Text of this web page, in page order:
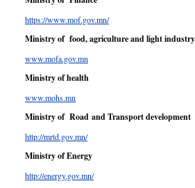
https://www.mof.gov.mn/
Ministry of food, agriculture and light industry
www.mofa.gov.mn
Ministry of health
www.mohs.mn
Ministry of Road and Transport development
http://mrtd.gov.mn/
Ministry of Energy
http://energy.gov.mn/